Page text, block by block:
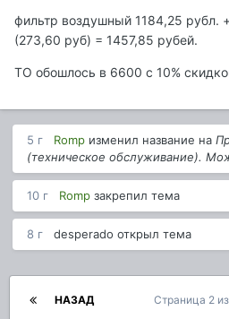
фильтр воздушный 1184,25 рубл.
(273,60 руб) = 1457,85 рубей.
ТО обошлось в 6600 с 10%
5 г Romp изменил название на
(техническое обслуживание).
10 г Romp закрепил тема
8 г desperado открыл тема
НАЗАД Страница 2